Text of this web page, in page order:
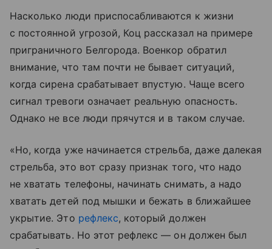
Насколько люди приспосабливаются к жизни
с постоянной угрозой, Коц рассказал на примере
приграничного Белгорода. Военкор обратил
внимание, что там почти не бывает ситуаций,
когда сирена срабатывает впустую. Чаще всего
сигнал тревоги означает реальную опасность.
Однако не все люди прячутся и в таком случае.
«Но, когда уже начинается стрельба, даже далекая
стрельба, это вот сразу признак того, что надо
не хватать телефоны, начинать снимать, а надо
хватать детей под мышки и бежать в ближайшее
укрытие. Это рефлекс, который должен
срабатывать. Но этот рефлекс — он должен был